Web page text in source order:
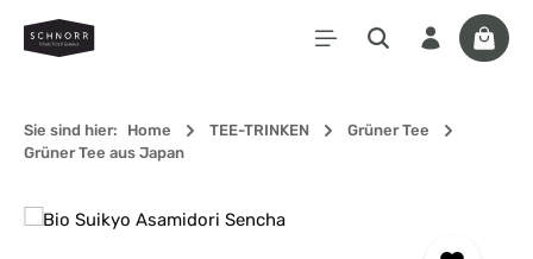
Zum Hauptinhalt springen
Sie sind hier: Home TEE-TRINKEN
Grüner Tee
Grüner Tee aus Japan
Bildergalerie überspringen